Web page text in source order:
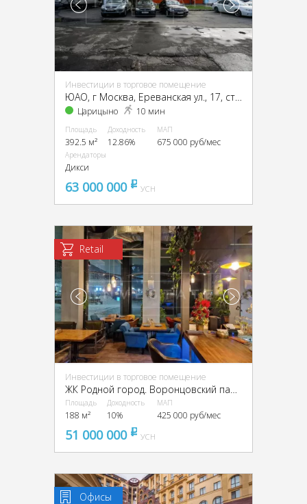
Инвестиции в торговое помещение
ЮАО, г Москва, Ереванская ул., 17, стр. 1
Царицыно 10 мин
Площадь
392.5 м²
Доходность
12.86%
МАП
675 000 руб/мес
Арендаторы
Дикси
63 000 000 pуб
УСН
Retail
Инвестиции в торговое помещение
Площадь
188 м²
Доходность
10%
МАП
425 000 руб/мес
51 000 000 pуб
УСН
Офисы